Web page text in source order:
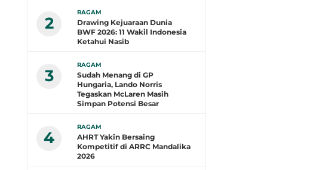
2
RAGAM
Drawing Kejuaraan Dunia
BWF 2026: 11 Wakil Indonesia
Ketahui Nasib
3
RAGAM
Sudah Menang di GP
Hungaria, Lando Norris
Tegaskan McLaren Masih
Simpan Potensi Besar
4
RAGAM
AHRT Yakin Bersaing
Kompetitif di ARRC Mandalika
2026